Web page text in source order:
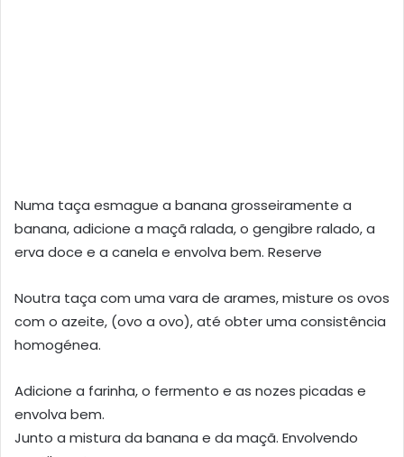
Numa taça esmague a banana grosseiramente a
banana, adicione a maçã ralada, o gengibre ralado, a
erva doce e a canela e envolva bem. Reserve
Noutra taça com uma vara de arames, misture os ovos
com o azeite, (ovo a ovo), até obter uma consistência
homogénea.
Adicione a farinha, o fermento e as nozes picadas e
envolva bem.
Junto a mistura da banana e da maçã. Envolvendo